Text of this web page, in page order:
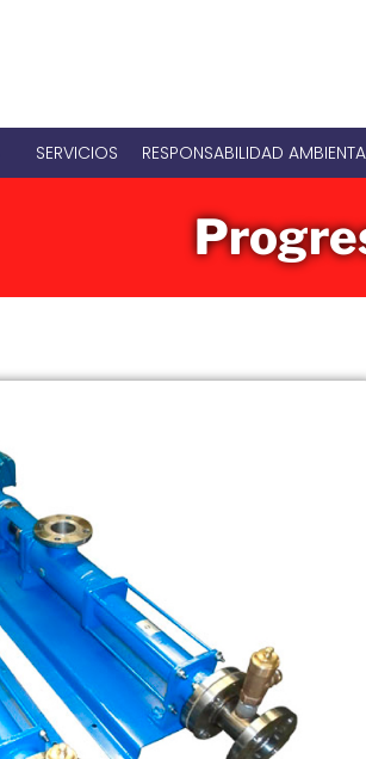
SERVICIOS RESPONSABILIDAD